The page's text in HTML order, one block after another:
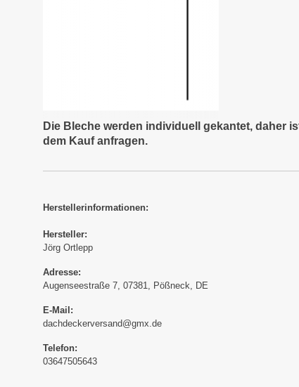
Die Bleche werden individuell gekantet, daher
dem Kauf anfragen.
Herstellerinformationen:
Hersteller:
Jörg Ortlepp
Adresse:
Augenseestraße 7, 07381, Pößneck, DE
E-Mail:
dachdeckerversand@gmx.de
Telefon:
03647505643